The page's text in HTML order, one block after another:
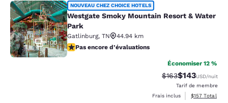
Westgate Smoky Mountain Resort
100
NOUVEAU CHEZ CHOICE HOTELS
Westgate Smoky Mountain Resort & Water
Park
Gatlinburg, TN
44.94 km
Pas encore d’évaluations
Pas encore d’évaluations
Économiser 12 %
Tarif barré :
$163Tarif réduit :
$143USD/nuit
Tarif de membre
Frais inclus
Afficher les
$157 Total